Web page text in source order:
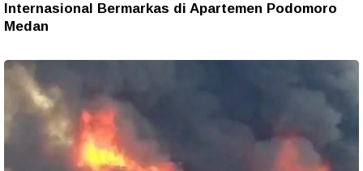
Internasional Bermarkas di Apartemen Podomoro
Medan